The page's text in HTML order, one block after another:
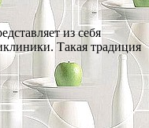
из себя
Такая традиция